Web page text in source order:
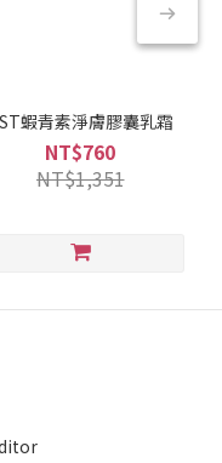
蝦青素淨膚膠囊乳霜
NT$760
NT$1,351